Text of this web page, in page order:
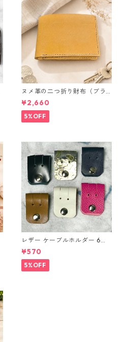
ヌメ革の二つ折り財布（ブラ
ウン系）
¥2,660
5%OFF
レザー ケーブルホルダー 6個
セット
¥570
5%OFF